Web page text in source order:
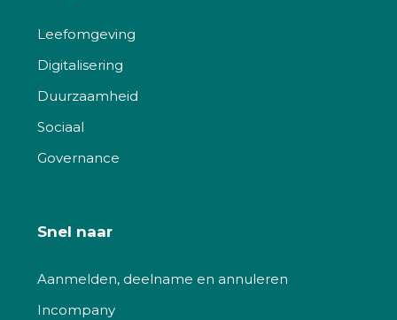
Leefomgeving
Digitalisering
Duurzaamheid
Sociaal
Governance
Snel naar
Aanmelden, deelname en annuleren
Incompany